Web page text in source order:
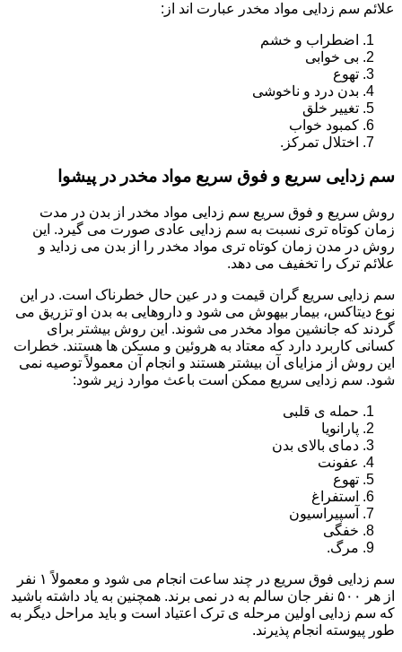
علائم سم زدایی مواد مخدر عبارت اند از:
اضطراب و خشم
بی خوابی
تهوع
بدن درد و ناخوشی
تغییر خلق
کمبود خواب
اختلال تمرکز.
سم زدایی سریع و فوق سریع مواد مخدر در پیشوا
روش سریع و فوق سریع سم زدایی مواد مخدر از بدن در مدت
زمان کوتاه تری نسبت به سم زدایی عادی صورت می گیرد. این
روش در مدن زمان کوتاه تری مواد مخدر را از بدن می زداید و
علائم ترک را تخفیف می دهد.
سم زدایی سریع گران قیمت و در عین حال خطرناک است. در این
نوع دیتاکس، بیمار بیهوش می شود و داروهایی به بدن او تزریق می
گردند که جانشین مواد مخدر می شوند. این روش بیشتر برای
کسانی کاربرد دارد که معتاد به هروئین و مسکن ها هستند. خطرات
این روش از مزایای آن بیشتر هستند و انجام آن معمولاً توصیه نمی
شود. سم زدایی سریع ممکن است باعث موارد زیر شود:
حمله ی قلبی
پارانویا
دمای بالای بدن
عفونت
تهوع
استفراغ
آسپیراسیون
خفگی
مرگ.
سم زدایی فوق سریع در چند ساعت انجام می شود و معمولاً ۱ نفر
از هر ۵۰۰ نفر جان سالم به در نمی برند. همچنین به یاد داشته باشید
که سم زدایی اولین مرحله ی ترک اعتیاد است و باید مراحل دیگر به
طور پیوسته انجام پذیرند.